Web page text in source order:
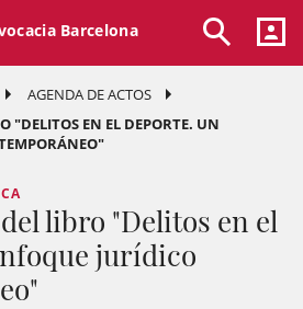
Barcelona
AGENDA DE ACTOS
"DELITOS EN EL DEPORTE. UN
libro "Delitos en el
jurídico